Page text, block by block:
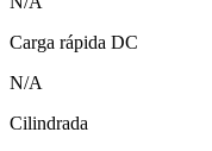
Carga rápida DC
N/A
Cilindrada